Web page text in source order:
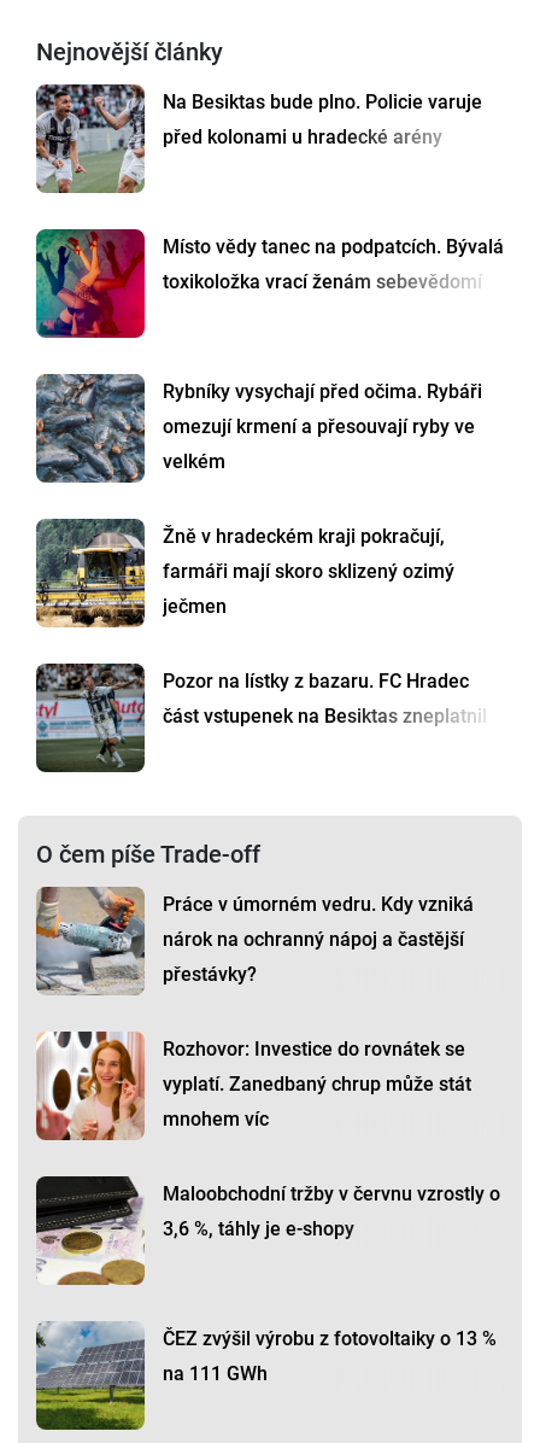
Nejnovější články
Na Besiktas bude plno. Policie varuje
před kolonami u hradecké arény
Místo vědy tanec na podpatcích. Bývalá
toxikoložka vrací ženám sebevědomí
Rybníky vysychají před očima. Rybáři
omezují krmení a přesouvají ryby ve
velkém
Žně v hradeckém kraji pokračují,
farmáři mají skoro sklizený ozimý
ječmen
Pozor na lístky z bazaru. FC Hradec
část vstupenek na Besiktas zneplatnil
O čem píše Trade-off
Práce v úmorném vedru. Kdy vzniká
nárok na ochranný nápoj a častější
přestávky?
Rozhovor: Investice do rovnátek se
vyplatí. Zanedbaný chrup může stát
mnohem víc
Maloobchodní tržby v červnu vzrostly o
3,6 %, táhly je e-shopy
ČEZ zvýšil výrobu z fotovoltaiky o 13 %
na 111 GWh